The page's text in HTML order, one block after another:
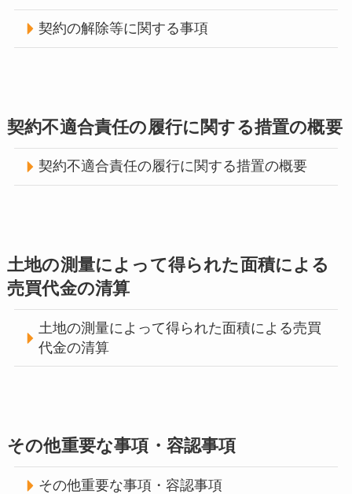
契約の解除等に関する事項
契約不適合責任の履行に関する措置の概要
契約不適合責任の履行に関する措置の概要
土地の測量によって得られた面積による
売買代金の清算
土地の測量によって得られた面積による売買
代金の清算
その他重要な事項・容認事項
その他重要な事項・容認事項